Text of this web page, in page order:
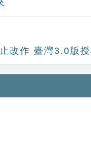
改作 臺灣3.0版授